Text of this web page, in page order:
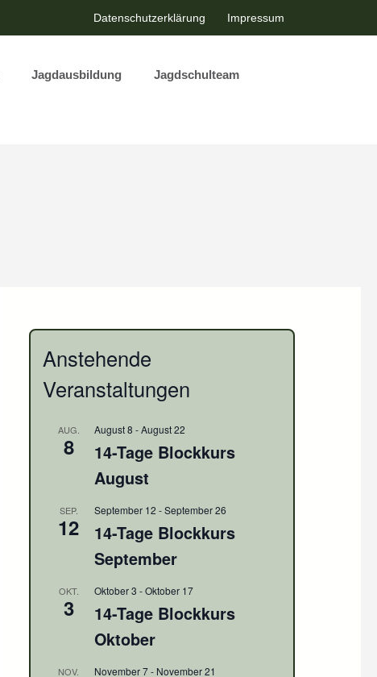
Datenschutzerklärung Impressum
Jagdausbildung Jagdschulteam
Anstehende
Veranstaltungen
AUG.
8
August 8 -August 22
14-Tage Blockkurs
August
SEP.
12
September 12 -September 26
14-Tage Blockkurs
September
OKT.
3
Oktober 3 -Oktober 17
14-Tage Blockkurs
Oktober
NOV. November 7- November 21